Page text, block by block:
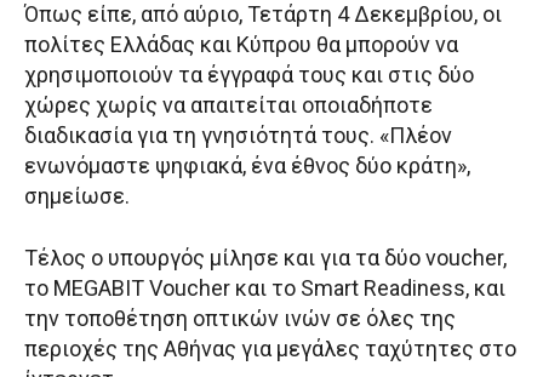
Όπως είπε, από αύριο, Τετάρτη 4 Δεκεμβρίου, οι
πολίτες Ελλάδας και Κύπρου θα μπορούν να
χρησιμοποιούν τα έγγραφά τους και στις δύο
χώρες χωρίς να απαιτείται οποιαδήποτε
διαδικασία για τη γνησιότητά τους. «Πλέον
ενωνόμαστε ψηφιακά, ένα έθνος δύο κράτη»,
σημείωσε.
Τέλος ο υπουργός μίλησε και για τα δύο voucher,
το MEGABIT Voucher και το Smart Readiness, και
την τοποθέτηση οπτικών ινών σε όλες της
περιοχές της Αθήνας για μεγάλες ταχύτητες στο